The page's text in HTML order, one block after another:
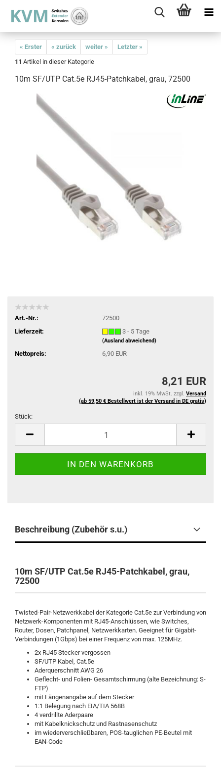
« Erster « zurück weiter »
Letzter »
11 Artikel in dieser Kategorie
10m SF/UTP Cat.5e RJ45-Patchkabel, grau, 72500
Art.-Nr.:
72500
Lieferzeit:
3 - 5 Tage
(Ausland abweichend)
Nettopreis: 6,90 EUR
8,21 EUR
inkl. 19% MwSt. zzgl. Versand
(ab 59,50 € Bestellwert ist der Versand in DE gratis)
Stück:
Beschreibung (Zubehör s.u.)
10m SF/UTP Cat.5e RJ45-Patchkabel, grau,
72500
Twisted-Pair-Netzwerkkabel der Kategorie Cat.5e zur Verbindung von
Netzwerk-Komponenten mit RJ45-Anschlüssen, wie Switches,
Router, Dosen, Patchpanel, Netzwerkkarten. Geeignet für Gigabit-
Verbindungen (1Gbps) bei einer Frequenz von max. 125MHz.
2x RJ45 Stecker vergossen
SF/UTP Kabel, Cat.5e
Aderquerschnitt AWG 26
Geflecht- und Folien- Gesamtschirmung (alte Bezeichnung: S-
FTP)
mit Längenangabe auf dem Stecker
1:1 Belegung nach EIA/TIA 568B
4 verdrillte Aderpaare
mit Kabelknickschutz und Rastnasenschutz
im wiederverschließbaren, POS-tauglichen PE-Beutel mit
EAN-Code